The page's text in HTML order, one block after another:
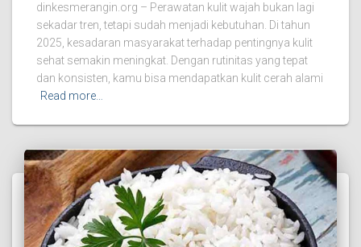
dinkesmerangin.org – Perawatan kulit wajah bukan lagi
sekadar tren, tetapi sudah menjadi kebutuhan. Di tahun
2025, kesadaran masyarakat terhadap pentingnya kulit
sehat semakin meningkat. Dengan rutinitas yang tepat
dan konsisten, kamu bisa mendapatkan kulit cerah alami
Read more…